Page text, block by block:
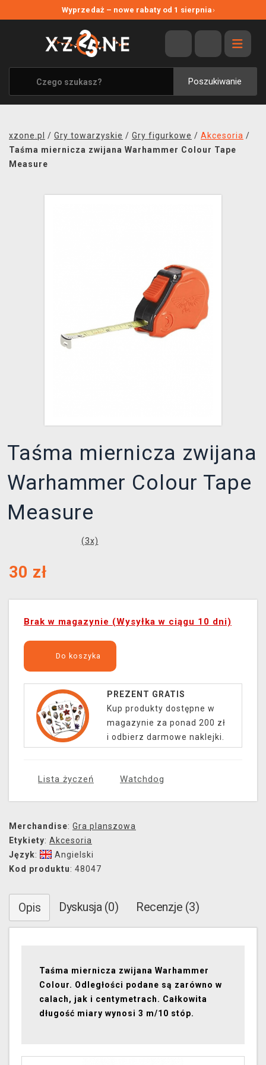
Wyprzedaż – nowe rabaty od 1 sierpnia›
Poszukiwanie
WYPRZEDAŻ
WSZYSTKIE MARKI
XZONE ORIGINALS
UBRANIA I AKCESORIA
SOUNDTRACKI
xzone.pl / Gry towarzyskie / Gry figurkowe / Akcesoria /
Taśma miernicza zwijana Warhammer Colour Tape
Measure
Taśma miernicza zwijana
Warhammer Colour Tape
Measure
(3x)
30 zł
Brak w magazynie (Wysyłka w ciągu 10 dni)
Do koszyka
PREZENT GRATIS
Kup produkty dostępne w
magazynie za ponad 200 zł
i odbierz darmowe naklejki.
Lista życzeń Watchdog
Merchandise: Gra planszowa
Etykiety: Akcesoria
Język:
Angielski
Kod produktu: 48047
Opis Dyskusja (0) Recenzje (3)
Taśma miernicza zwijana Warhammer
Colour. Odległości podane są zarówno w
calach, jak i centymetrach. Całkowita
długość miary wynosi 3 m/10 stóp.